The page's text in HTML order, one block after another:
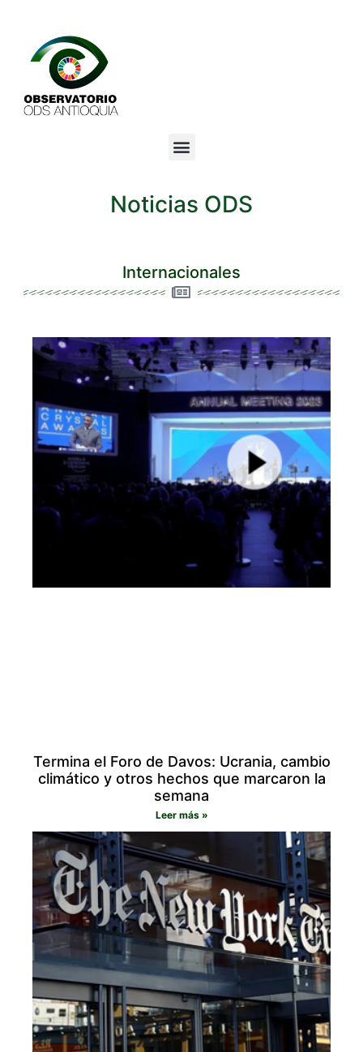
Noticias ODS
Internacionales
Termina el Foro de Davos: Ucrania, cambio
climático y otros hechos que marcaron la
semana
Leer más »